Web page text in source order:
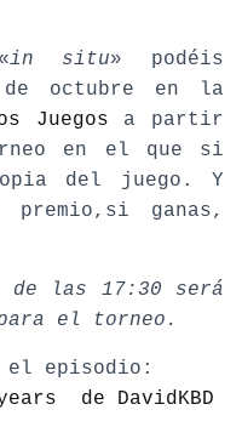
in situ» podéis
octubre en la
Juegos a partir
en el que si
del juego. Y
ganas,
las 17:30 será
el torneo.
el episodio:
de DavidKBD